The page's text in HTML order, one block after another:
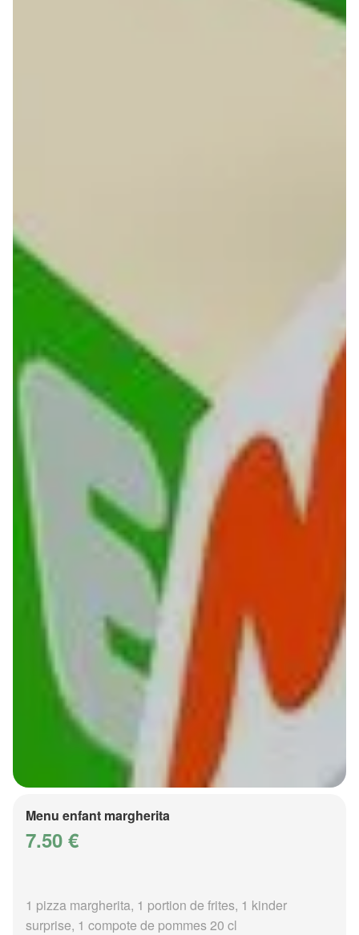
Menu enfant margherita
7.50 €
1 pizza margherita, 1 portion de frites, 1 kinder
surprise, 1 compote de pommes 20 cl